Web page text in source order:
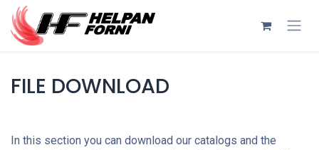
Sari la conținut
FILE DOWNLOAD
In this section you can download our catalogs and the